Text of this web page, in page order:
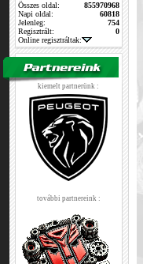
Összes oldal:
855970968
Napi oldal:
60818
Jelenleg:
754
Regisztrált:
0
Online regisztráltak:
kiemelt partnerünk :
további partnereink :